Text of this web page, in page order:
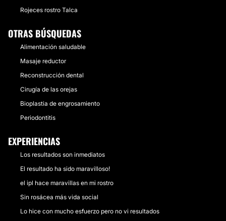
Rojeces rostro Talca
OTRAS BÚSQUEDAS
Alimentación saludable
Masaje reductor
Reconstrucción dental
Cirugía de las orejas
Bioplastia de engrosamiento
Periodontitis
EXPERIENCIAS
Los resultados son inmediatos
El resultado ha sido maravilloso!
el ipl hace maravillas en mi rostro
Sin rosácea más vida social
Lo hice con mucho esfuerzo pero no vi resultados